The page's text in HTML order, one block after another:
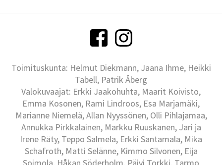
Toimituskunta: Helmut Diekmann, Jaana Ihme, Heikki
Tabell, Patrik Åberg
Valokuvaajat: Erkki Jaakohuhta, Maarit Koivisto,
Emma Kosonen, Rami Lindroos, Esa Marjamäki,
Marianne Niemelä, Allan Nyyssönen, Olli Pihlajamaa,
Annukka Pirkkalainen, Markku Ruuskanen, Jari ja
Irene Räty, Teppo Salmela, Erkki Santamala, Mika
Schafroth, Matti Selänne, Kimmo Silvonen, Eija